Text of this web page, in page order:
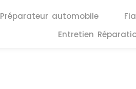
Préparateur automobile
Entretien